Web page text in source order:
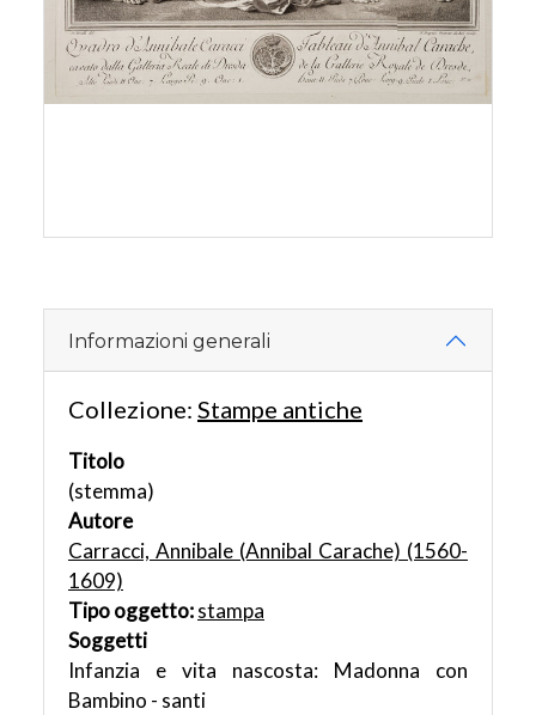
Informazioni generali
Collezione: Stampe antiche
Titolo
(stemma)
Autore
Carracci, Annibale (Annibal Carache) (1560-
1609)
Tipo oggetto:stampa
Soggetti
Infanzia e vita nascosta: Madonna con
Bambino - santi